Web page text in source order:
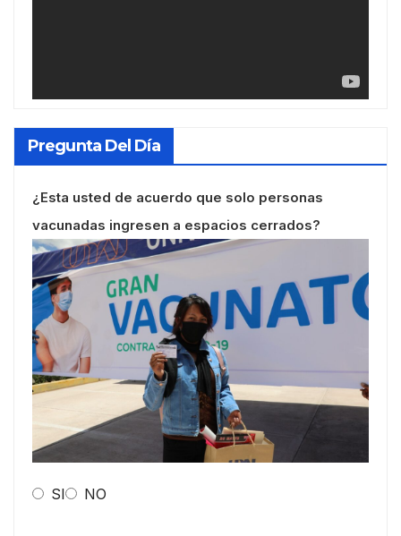
Pregunta Del Día
¿Esta usted de acuerdo que solo personas
vacunadas ingresen a espacios cerrados?
SI NO